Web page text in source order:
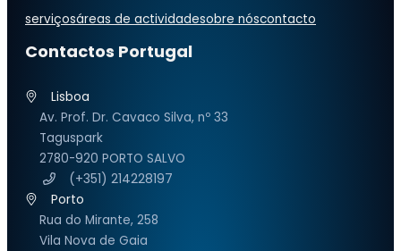
serviçosáreas de actividadesobre nóscontacto
Contactos Portugal
Lisboa
Av. Prof. Dr. Cavaco Silva, nº 33
Taguspark
2780-920 PORTO SALVO
(+351) 214228197
Porto
Rua do Mirante, 258
Vila Nova de Gaia